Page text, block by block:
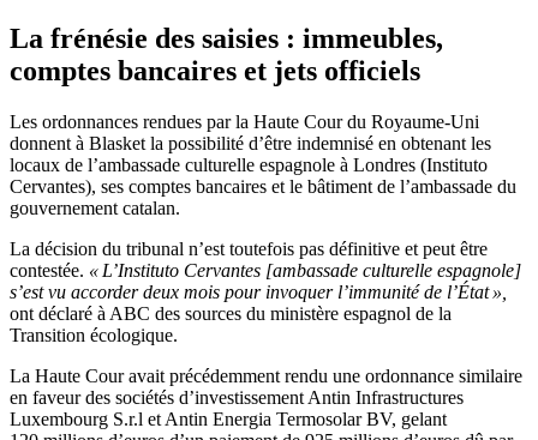
La frénésie des saisies : immeubles,
comptes bancaires et jets officiels
Les ordonnances rendues par la Haute Cour du Royaume-Uni
donnent à Blasket la possibilité d’être indemnisé en obtenant les
locaux de l’ambassade culturelle espagnole à Londres (Instituto
Cervantes), ses comptes bancaires et le bâtiment de l’ambassade du
gouvernement catalan.
La décision du tribunal n’est toutefois pas définitive et peut être
contestée. « L’Instituto Cervantes [ambassade culturelle espagnole]
s’est vu accorder deux mois pour invoquer l’immunité de l’État »,
ont déclaré à ABC des sources du ministère espagnol de la
Transition écologique.
La Haute Cour avait précédemment rendu une ordonnance similaire
en faveur des sociétés d’investissement Antin Infrastructures
Luxembourg S.r.l et Antin Energia Termosolar BV, gelant